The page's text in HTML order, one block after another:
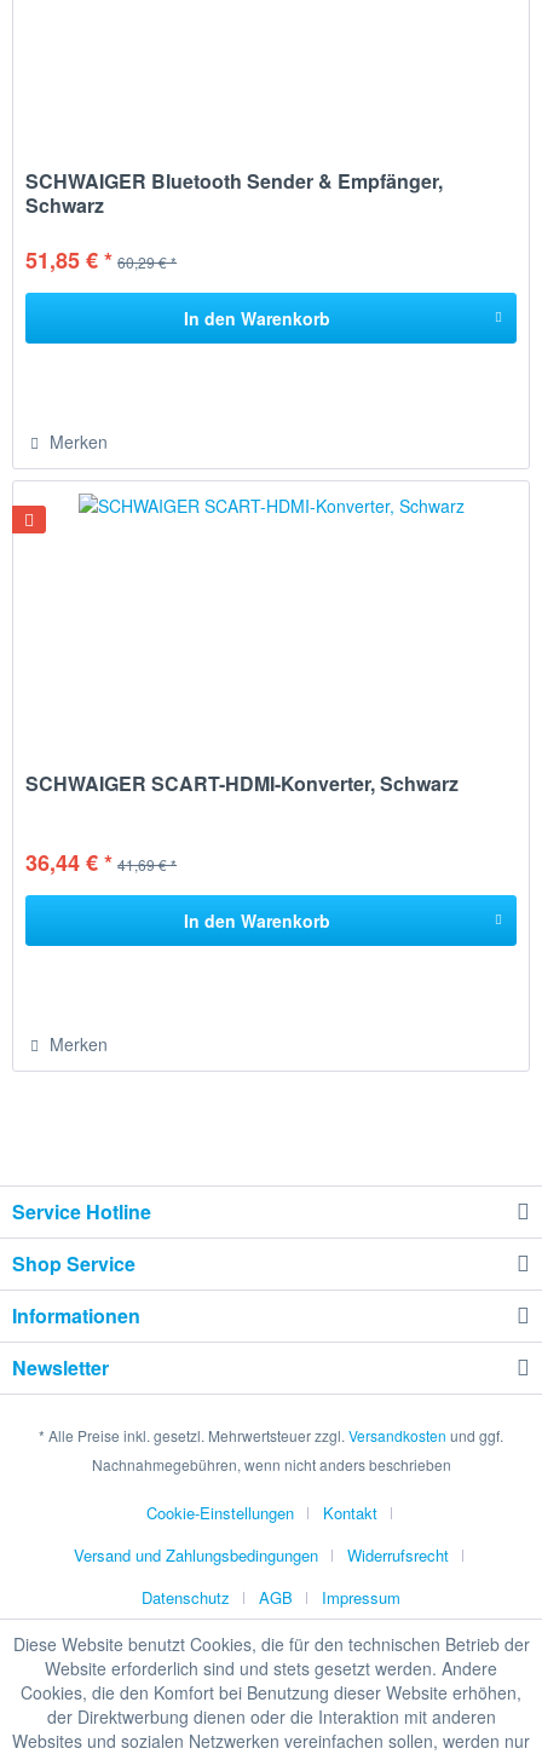
HINWEIS ZU UNSEREN STATIONÄREN
PREISEN
SCHWAIGER Bluetooth Sender & Empfänger,
Schwarz
51,85 € * 60,29 € *
In den Warenkorb
Merken
SCHWAIGER SCART-HDMI-Konverter, Schwarz
36,44 € * 41,69 € *
In den Warenkorb
Merken
Service Hotline
Shop Service
Informationen
Newsletter
* Alle Preise inkl. gesetzl. Mehrwertsteuer zzgl. Versandkosten und ggf.
Nachnahmegebühren, wenn nicht anders beschrieben
Cookie-Einstellungen
Kontakt
Versand und Zahlungsbedingungen
Widerrufsrecht
Datenschutz
AGB Impressum
Diese Website benutzt Cookies, die für den technischen Betrieb der
Website erforderlich sind und stets gesetzt werden. Andere
Cookies, die den Komfort bei Benutzung dieser Website erhöhen,
der Direktwerbung dienen oder die Interaktion mit anderen
Websites und sozialen Netzwerken vereinfachen sollen, werden nur